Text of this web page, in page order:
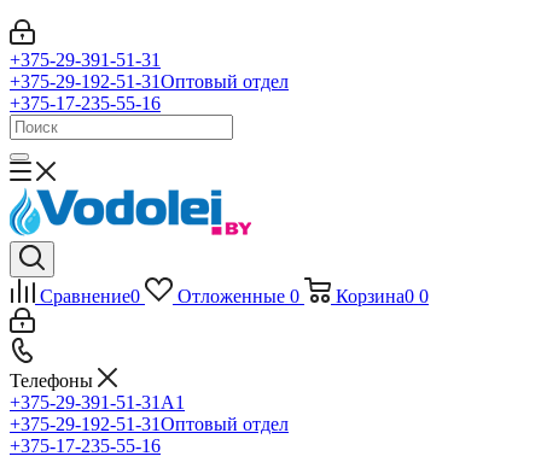
+375-29-391-51-31
+375-29-192-51-31Оптовый отдел
+375-17-235-55-16
Сравнение0 Отложенные 0 Корзина0 0
Телефоны
+375-29-391-51-31 A1
+375-29-192-51-31Оптовый отдел
+375-17-235-55-16